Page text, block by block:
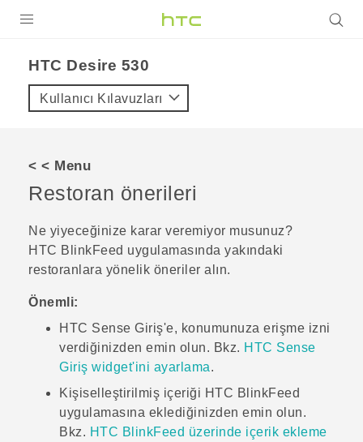
VIVE
VIVERSE
DESTEK
HTC Desire 530‎
Kullanıcı Kılavuzları
< < Menu
Restoran önerileri
Ne yiyeceğinize karar veremiyor musunuz?
HTC BlinkFeed uygulamasında yakındaki
restoranlara yönelik öneriler alın.
Önemli:
HTC Sense Giriş'e, konumunuza erişme izni
verdiğinizden emin olun. Bkz. HTC Sense
Giriş widget'ini ayarlama.
Kişiselleştirilmiş içeriği HTC BlinkFeed
uygulamasına eklediğinizden emin olun.
Bkz. HTC BlinkFeed üzerinde içerik ekleme